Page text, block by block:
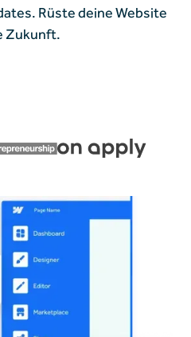
Rüste deine Website
Zukunft.